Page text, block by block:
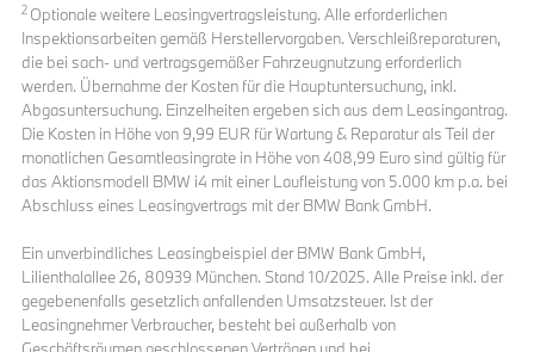
2 Optionale weitere Leasingvertragsleistung. Alle erforderlichen
Inspektionsarbeiten gemäß Herstellervorgaben. Verschleißreparaturen,
die bei sach- und vertragsgemäßer Fahrzeugnutzung erforderlich
werden. Übernahme der Kosten für die Hauptuntersuchung, inkl.
Abgasuntersuchung. Einzelheiten ergeben sich aus dem Leasingantrag.
Die Kosten in Höhe von 9,99 EUR für Wartung & Reparatur als Teil der
monatlichen Gesamtleasingrate in Höhe von 408,99 Euro sind gültig für
das Aktionsmodell BMW i4 mit einer Laufleistung von 5.000 km p.a. bei
Abschluss eines Leasingvertrags mit der BMW Bank GmbH.
Ein unverbindliches Leasingbeispiel der BMW Bank GmbH,
Lilienthalallee 26, 80939 München. Stand 10/2025. Alle Preise inkl. der
gegebenenfalls gesetzlich anfallenden Umsatzsteuer. Ist der
Leasingnehmer Verbraucher, besteht bei außerhalb von